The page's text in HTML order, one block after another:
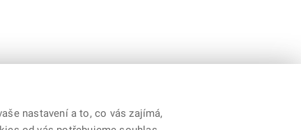
nastavení a to, co vás zajímá,